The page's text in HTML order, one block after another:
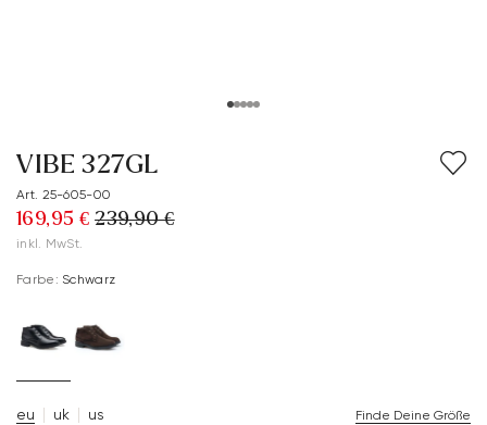
VIBE 327GL
Art. 25-605-00
169,95 € 239,90 €
inkl. MwSt.
Farbe: Schwarz
eu uk us Finde Deine Größe